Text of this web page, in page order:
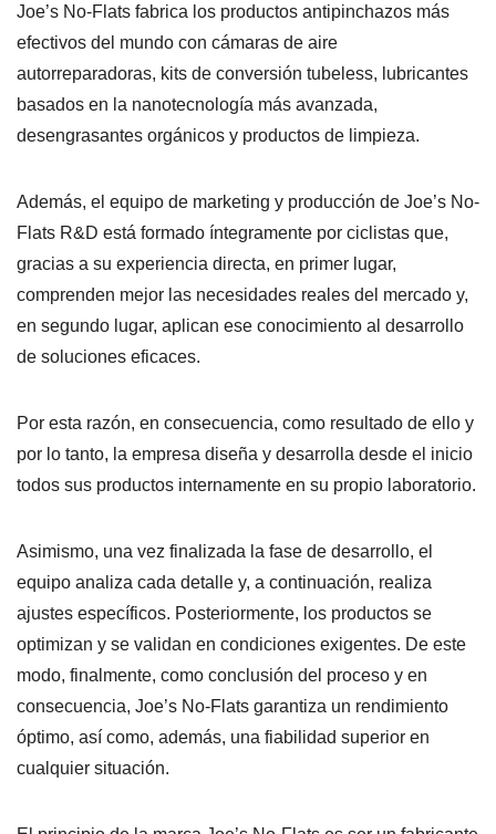
Joe’s No-Flats fabrica los productos antipinchazos más
efectivos del mundo con cámaras de aire
autorreparadoras, kits de conversión tubeless, lubricantes
basados en la nanotecnología más avanzada,
desengrasantes orgánicos y productos de limpieza.
Además, el equipo de marketing y producción de Joe’s No-
Flats R&D está formado íntegramente por ciclistas que,
gracias a su experiencia directa, en primer lugar,
comprenden mejor las necesidades reales del mercado y,
en segundo lugar, aplican ese conocimiento al desarrollo
de soluciones eficaces.
Por esta razón, en consecuencia, como resultado de ello y
por lo tanto, la empresa diseña y desarrolla desde el inicio
todos sus productos internamente en su propio laboratorio.
Asimismo, una vez finalizada la fase de desarrollo, el
equipo analiza cada detalle y, a continuación, realiza
ajustes específicos. Posteriormente, los productos se
optimizan y se validan en condiciones exigentes. De este
modo, finalmente, como conclusión del proceso y en
consecuencia, Joe’s No-Flats garantiza un rendimiento
óptimo, así como, además, una fiabilidad superior en
cualquier situación.